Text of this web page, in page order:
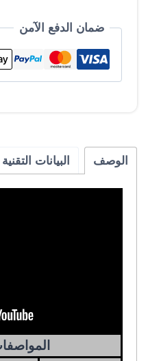
امريكية
الأداء
ضمان الدفع الآمن
الوصف البيانات التقنية